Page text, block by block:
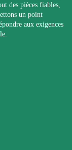
des pièces fiables,
un point
aux exigences